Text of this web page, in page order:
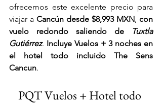
ofrecemos este excelente precio para
viajar a Cancún desde $8,993 MXN con
vuelo
redondo saliendo de
Tuxtla
Gutiérrez. Incluye Vuelos + 3 noches en
el hotel todo incluido The Sens
Cancun.
PQT Vuelos + Hotel todo